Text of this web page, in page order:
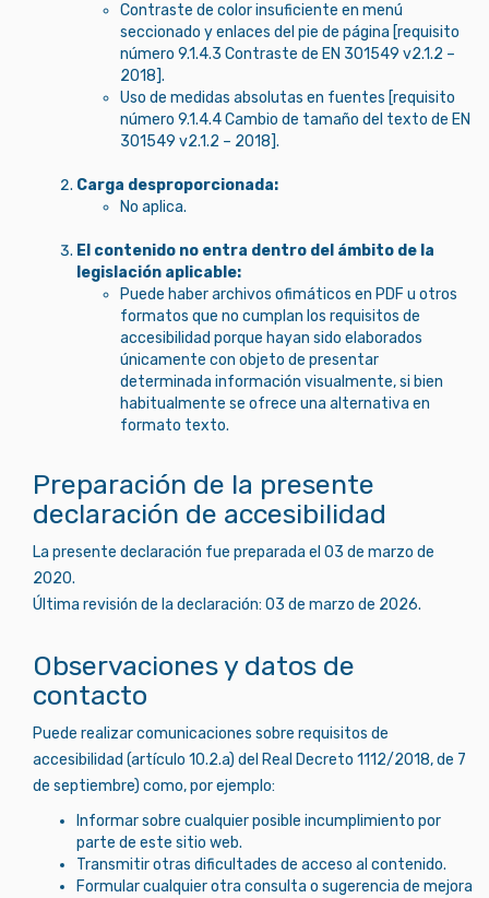
Contraste de color insuficiente en menú
seccionado y enlaces del pie de página [requisito
número 9.1.4.3 Contraste de EN 301549 v2.1.2 –
2018].
Uso de medidas absolutas en fuentes [requisito
número 9.1.4.4 Cambio de tamaño del texto de EN
301549 v2.1.2 – 2018].
Carga desproporcionada:
No aplica.
El contenido no entra dentro del ámbito de la
legislación aplicable:
Puede haber archivos ofimáticos en PDF u otros
formatos que no cumplan los requisitos de
accesibilidad porque hayan sido elaborados
únicamente con objeto de presentar
determinada información visualmente, si bien
habitualmente se ofrece una alternativa en
formato texto.
Preparación de la presente
declaración de accesibilidad
La presente declaración fue preparada el 03 de marzo de
2020.
Última revisión de la declaración: 03 de marzo de 2026.
Observaciones y datos de
contacto
Puede realizar comunicaciones sobre requisitos de
accesibilidad (artículo 10.2.a) del Real Decreto 1112/2018, de 7
de septiembre) como, por ejemplo:
Informar sobre cualquier posible incumplimiento por
parte de este sitio web.
Transmitir otras dificultades de acceso al contenido.
Formular cualquier otra consulta o sugerencia de mejora